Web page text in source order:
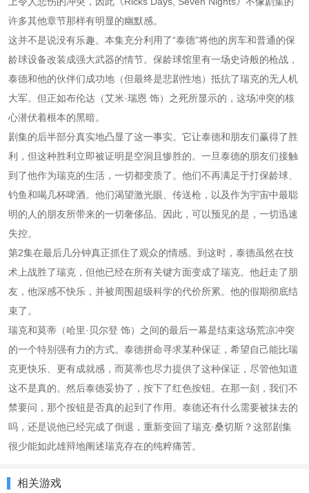
许多其他章节那样有明显的幽默感。
这并不是说没有乐趣。本集充分利用了“泰德”将他的房车和普通的保
龄球设备改装成强大武器的情节。保龄球馆里有一场史诗般的枪战，
泰德和他的伙伴们成功地（但最终是悲剧性地）抵抗了瑞克的无人机
大军。但正如布伦达（艾米·瑞恩 饰）之死所显示的，这场冲突的核
心潜伏着根本的黑暗。
剧集的后半部分真实地凸显了这一事实。它让泰德和朋友们赢得了胜
利，但这种胜利立即被证明是空洞且惨胜的。一旦泰德的朋友们接触
到了他作为瑞克的生活，一切都变质了。他们不再满足于打保龄球、
钓鱼和喝几杯啤酒。他们渴望激光眼、传送枪，以及作为宇宙中最聪
明的人的朋友所带来的一切奢侈品。因此，可以预见的是，一切迅速
失控。
第2集在最后几分钟真正抓住了观众的情感。到这时，泰德虽然在技
术上战胜了瑞克，但他已经在所有关键方面变成了瑞克。他赶走了朋
友，他深感不快乐，并被周围超级科学的代价所累。他的假期彻底结
束了。
瑞克和莫蒂（哈里·贝尔登 饰）之间的最后一幕是结束这场荒凉冲突
的一个特别强有力的方式。泰德拼命寻求某种保证，希望自己能比瑞
克更快乐、更有成就感，而莫蒂也尽力提供了这种保证，尽管他知道
这不是真的。然后泰德妥协了，按下了红色按钮。在那一刻，我们不
禁要问，那个按钮是否真的起到了作用。泰德还有什么需要被抹去的
吗，还是说他已经完成了倒退，重新变回了瑞克·桑切斯？这部剧集
很少能如此雄辩地阐述瑞克存在的纯粹痛苦。
相关游戏